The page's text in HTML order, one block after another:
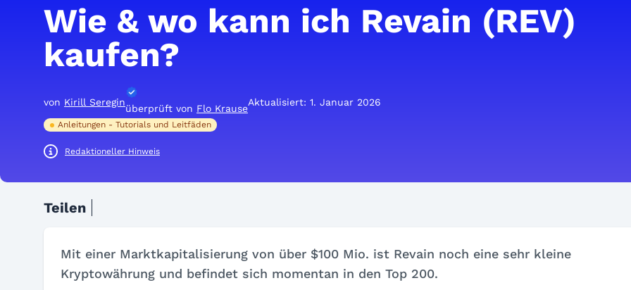
Wie & wo kann ich Revain (REV)
kaufen?
von Kirill Seregin
überprüft von Flo Krause
Aktualisiert: 1. Januar 2026
Anleitungen - Tutorials und Leitfäden
Redaktioneller Hinweis
Teilen
Mit einer Marktkapitalisierung von über $100 Mio. ist Revain noch eine sehr kleine
Kryptowährung und befindet sich momentan in den Top 200.